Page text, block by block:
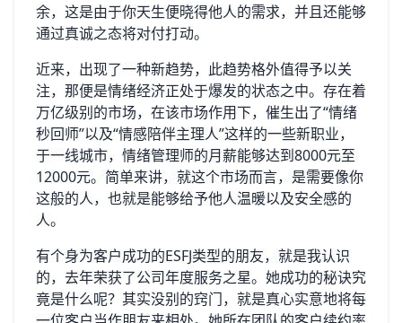
余，这是由于你天生便晓得他人的需求，并且还能够
通过真诚之态将对付打动。
近来，出现了一种新趋势，此趋势格外值得予以关
注，那便是情绪经济正处于爆发的状态之中。存在着
万亿级别的市场，在该市场作用下，催生出了“情绪
秒回师”以及“情感陪伴主理人”这样的一些新职业，
于一线城市，情绪管理师的月薪能够达到8000元至
12000元。简单来讲，就这个市场而言，是需要像你
这般的人，也就是能够给予他人温暖以及安全感的
人。
有个身为客户成功的ESFJ类型的朋友，就是我认识
的，去年荣获了公司年度服务之星。她成功的秘诀究
竟是什么呢？其实没别的窍门，就是真心实意地将每